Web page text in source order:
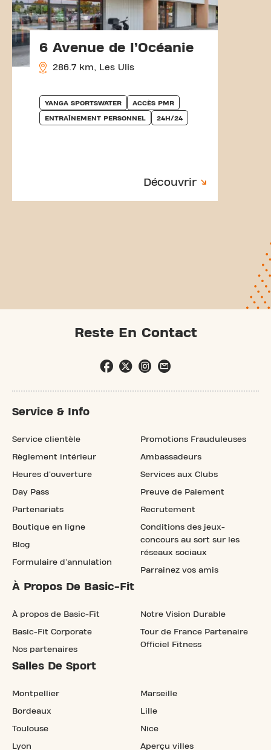
6 Avenue de l’Océanie
286.7 km, Les Ulis
YANGA SPORTSWATER ACCÈS PMR
ENTRAÎNEMENT PERSONNEL 24H/24
Découvrir
Reste En Contact
Service & Info
Service clientèle
Règlement intérieur
Heures d'ouverture
Day Pass
Partenariats
Boutique en ligne
Blog
Formulaire d'annulation
Promotions Frauduleuses
Ambassadeurs
Services aux Clubs
Preuve de Paiement
Recrutement
Conditions des jeux-
concours au sort sur les
réseaux sociaux
Parrainez vos amis
À Propos De Basic-Fit
À propos de Basic-Fit
Basic-Fit Corporate
Nos partenaires
Notre Vision Durable
Tour de France Partenaire
Officiel Fitness
Salles De Sport
Montpellier
Bordeaux
Toulouse
Lyon
Marseille
Lille
Nice
Aperçu villes